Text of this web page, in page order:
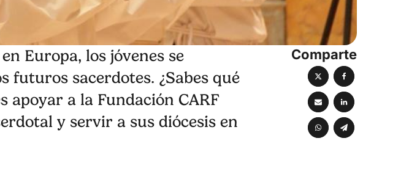
Europa, los jóvenes se
futuros sacerdotes. ¿Sabes qué
apoyar a la Fundación CARF
y servir a sus diócesis en
Comparte